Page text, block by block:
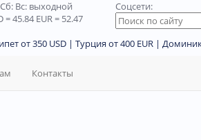
Сб: Вс: выходной
= 45.84EUR= 52.47
Соцсети:
от 350 USD | Турция от 400 EUR |
Контакты